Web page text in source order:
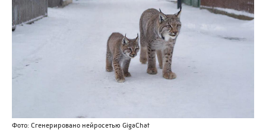
Фото: Сгенерировано нейросетью GigaChat